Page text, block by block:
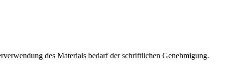
des Materials bedarf der schriftlichen Genehmigung.